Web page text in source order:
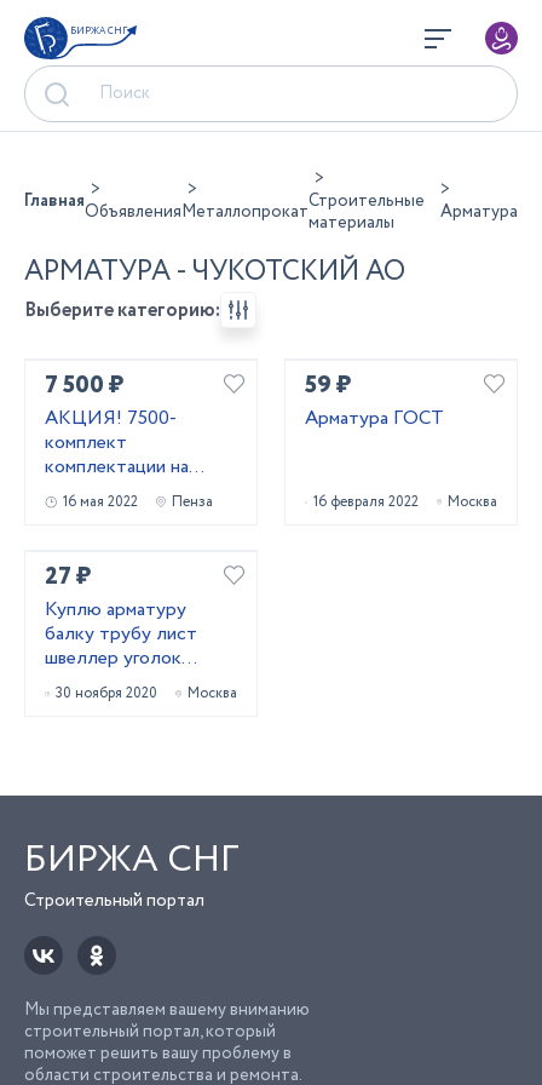
БИРЖА СНГ
ГлавнаяОбъявленияМеталлопрокатСтроительные
материалы
Арматура
АРМАТУРА - ЧУКОТСКИЙ АО
Выберите категорию:
7 500 ₽
АКЦИЯ! 7500-
комплект
комплектации на
откатные ворота-со
склада в Пензе
16 мая 2022 Пенза
59 ₽
Арматура ГОСТ
16 февраля 2022 Москва
27 ₽
Куплю арматуру
балку трубу лист
швеллер уголок
лежалый
металлопрокат
30 ноября 2020 Москва
БИРЖА СНГ
Строительный портал
Мы представляем вашему вниманию
строительный портал, который
поможет решить вашу проблему в
области строительства и ремонта.